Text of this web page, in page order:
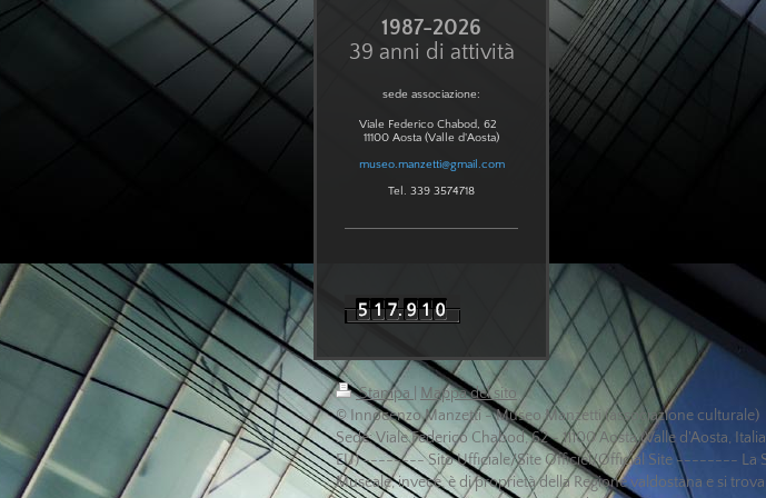
1987-2026
39 anni di attività
sede associazione:
Viale Federico Chabod, 62
11100 Aosta (Valle d'Aosta)
museo.manzetti@gmail.com
Tel. 339 3574718
Stampa
Mappa del sito
© Innocenzo Manzetti - Museo Manzetti (associazione culturale)
Sede: Viale Federico Chabod, 62 - 11100 Aosta (Valle d'Aosta,
EU) -------- Sito Ufficiale/Site Officiel/Official Site -------- La
Museale, invece, è di proprietà della Regione valdostana e si trova